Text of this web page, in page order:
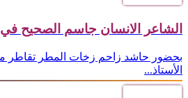
الشاعر الانسان جاسم الصحيح في
بحضور حاشد زاحم زخات المطر تقاطر
الأستاذ...